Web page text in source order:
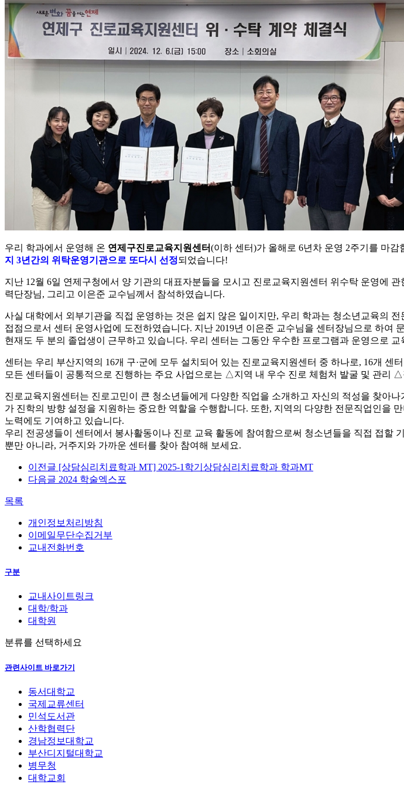
우리 학과에서 운영해 온 연제구진로교육지원센터(이하 센터)가 올해로 6년차 운영 2주기를 마
지 3년간의 위탁운영기관으로 또다시 선정되었습니다!
지난 12월 6일 연제구청에서 양 기관의 대표자분들을 모시고 진로교육지원센터 위수탁 운영에
력단장님, 그리고 이은준 교수님께서 참석하였습니다.
사실 대학에서 외부기관을 직접 운영하는 것은 쉽지 않은 일이지만, 우리 학과는 청소년교육의
접점으로서 센터 운영사업에 도전하였습니다. 지난 2019년 이은준 교수님을 센터장님으로 하여
현재도 두 분의 졸업생이 근무하고 있습니다. 우리 센터는 그동안 우수한 프로그램과 운영으로
센터는 우리 부산지역의 16개 구·군에 모두 설치되어 있는 진로교육지원센터 중 하나로, 16개 센
모든 센터들이 공통적으로 진행하는 주요 사업으로는 △지역 내 우수 진로 체험처 발굴 및 관
진로교육지원센터는 진로고민이 큰 청소년들에게 다양한 직업을 소개하고 자신의 적성을 찾아
가 진학의 방향 설정을 지원하는 중요한 역할을 수행합니다. 또한, 지역의 다양한 전문직업인을
노력에도 기여하고 있습니다.
우리 전공생들이 센터에서 봉사활동이나 진로 교육 활동에 참여함으로써 청소년들을 직접 접할
뿐만 아니라, 거주지와 가까운 센터를 찾아 참여해 보세요.
이전글 [상담심리치료학과 MT] 2025-1학기상담심리치료학과 학과MT
다음글 2024 학술엑스포
목록
개인정보처리방침
이메일무단수집거부
교내전화번호
구분
교내사이트링크
대학/학과
대학원
분류를 선택하세요
관련사이트 바로가기
동서대학교
국제교류센터
민석도서관
산학협력단
경남정보대학교
부산디지털대학교
병무청
대학교회